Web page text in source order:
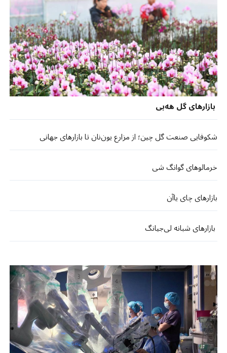
بازارهای گل هه‌بی
شکوفایی صنعت گل چین؛ از مزارع یون‌نان تا بازارهای جهانی
خرمالوهای گوانگ شی
بازارهای چای یاآن
بازارهای شبانه لی‌جیانگ